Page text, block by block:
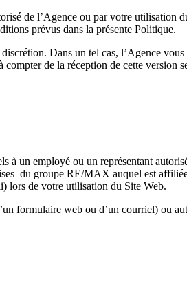
de l’Agence ou par votre utilisation
prévus dans la présente Politique.
Dans un tel cas, l’Agence
de la réception de cette version
à un employé ou un représentant
du groupe RE/MAX auquel est
de votre utilisation du Site Web.
formulaire web ou d’un courriel) ou